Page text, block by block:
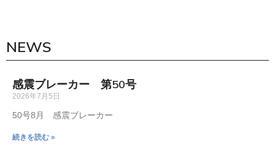
NEWS
感震ブレーカー 第50号
2026年7月5日
50号8月 感震ブレーカー
続きを読む »